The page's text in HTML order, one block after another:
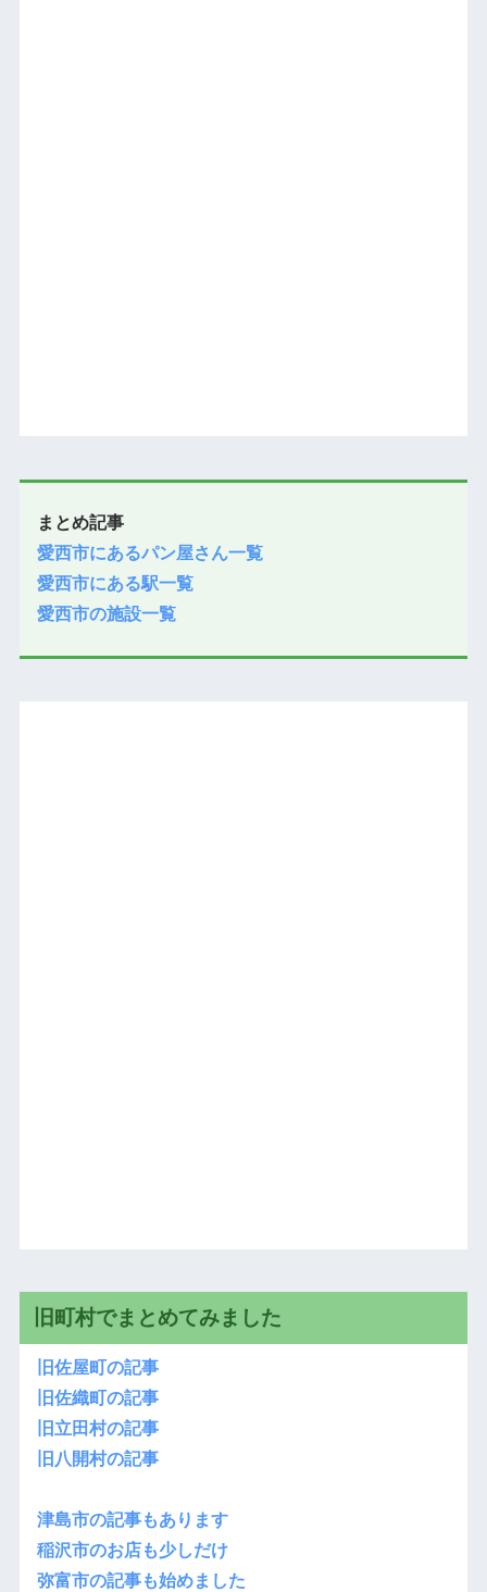
まとめ記事
愛西市にあるパン屋さん一覧
愛西市にある駅一覧
愛西市の施設一覧
旧町村でまとめてみました
旧佐屋町の記事
旧佐織町の記事
旧立田村の記事
旧八開村の記事
津島市の記事もあります
稲沢市のお店も少しだけ
弥富市の記事も始めました